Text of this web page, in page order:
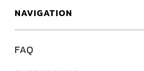
NAVIGATION
FAQ